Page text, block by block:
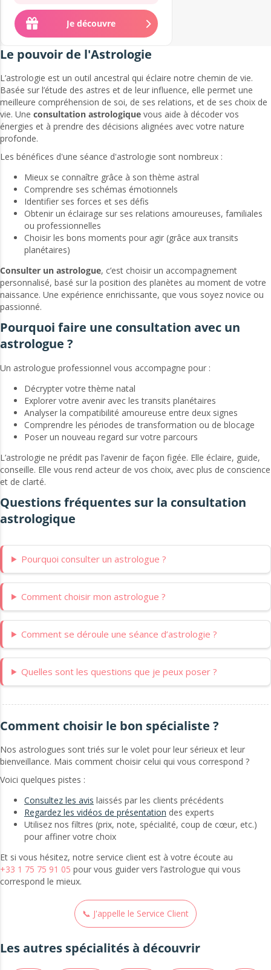
Je découvre
Le pouvoir de l'Astrologie
L’astrologie est un outil ancestral qui éclaire notre chemin de vie.
Basée sur l’étude des astres et de leur influence, elle permet une
meilleure compréhension de soi, de ses relations, et de ses choix de
vie. Une consultation astrologique vous aide à décoder vos
énergies et à prendre des décisions alignées avec votre nature
profonde.
Les bénéfices d'une séance d'astrologie sont nombreux :
Mieux se connaître grâce à son thème astral
Comprendre ses schémas émotionnels
Identifier ses forces et ses défis
Obtenir un éclairage sur ses relations amoureuses, familiales
ou professionnelles
Choisir les bons moments pour agir (grâce aux transits
planétaires)
Consulter un astrologue, c’est choisir un accompagnement
personnalisé, basé sur la position des planètes au moment de votre
naissance. Une expérience enrichissante, que vous soyez novice ou
passionné.
Pourquoi faire une consultation avec un
astrologue ?
Un astrologue professionnel vous accompagne pour :
Décrypter votre thème natal
Explorer votre avenir avec les transits planétaires
Analyser la compatibilité amoureuse entre deux signes
Comprendre les périodes de transformation ou de blocage
Poser un nouveau regard sur votre parcours
L’astrologie ne prédit pas l’avenir de façon figée. Elle éclaire, guide,
conseille. Elle vous rend acteur de vos choix, avec plus de conscience
et de clarté.
Questions fréquentes sur la consultation
astrologique
Pourquoi consulter un astrologue ?
Comment choisir mon astrologue ?
Comment se déroule une séance d’astrologie ?
Quelles sont les questions que je peux poser ?
Comment choisir le bon spécialiste ?
Nos astrologues sont triés sur le volet pour leur sérieux et leur
bienveillance. Mais comment choisir celui qui vous correspond ?
Voici quelques pistes :
Consultez les avis laissés par les clients précédents
Regardez les vidéos de présentation des experts
Utilisez nos filtres (prix, note, spécialité, coup de cœur, etc.)
pour affiner votre choix
Et si vous hésitez, notre service client est à votre écoute au
+33 1 75 75 91 05 pour vous guider vers l’astrologue qui vous
correspond le mieux.
📞 J'appelle le Service Client
Les autres spécialités à découvrir